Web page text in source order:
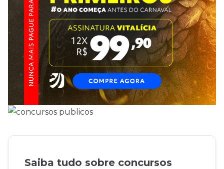
Saiba tudo sobre concursos